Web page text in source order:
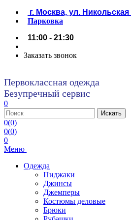
г. Москва, ул.
Парковка
11:00 - 21:30
Заказать звонок
Первоклассная одежда
Безупречный сервис
0
0(0)
0(0)
0
Меню
Одежда
Пиджаки
Джинсы
Джемперы
Костюмы деловые
Брюки